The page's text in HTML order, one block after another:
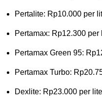
Pertalite: Rp10.000 per
Pertamax: Rp12.300 per
Pertamax Green 95:
Pertamax Turbo:
Dexlite: Rp23.000 per